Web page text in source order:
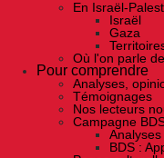
En Israël-
Israël
Gaza
Où l'on parle
Pour comprendre
Analyses,
Témoignages
Nos lecteurs
Campagne
Analyses
BDS :